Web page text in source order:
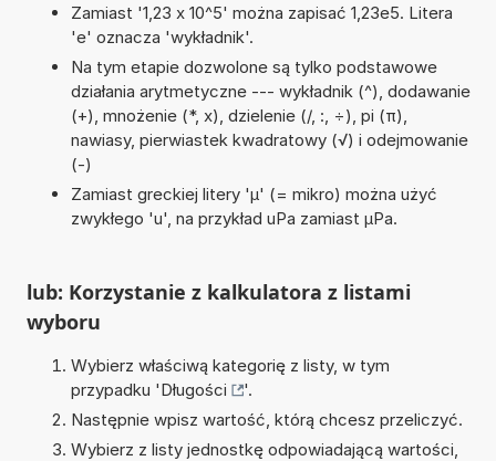
Zamiast '1,23 x 10^5' można zapisać 1,23e5. Litera
'e' oznacza 'wykładnik'.
Na tym etapie dozwolone są tylko podstawowe
działania arytmetyczne --- wykładnik (^), dodawanie
(+), mnożenie (*, x), dzielenie (/, :, ÷), pi (π),
nawiasy, pierwiastek kwadratowy (√) i odejmowanie
(-)
Zamiast greckiej litery 'µ' (= mikro) można użyć
zwykłego 'u', na przykład uPa zamiast µPa.
lub: Korzystanie z kalkulatora z listami
wyboru
Wybierz właściwą kategorię z listy, w tym
przypadku 'Długości
'.
Następnie wpisz wartość, którą chcesz przeliczyć.
Wybierz z listy jednostkę odpowiadającą wartości,